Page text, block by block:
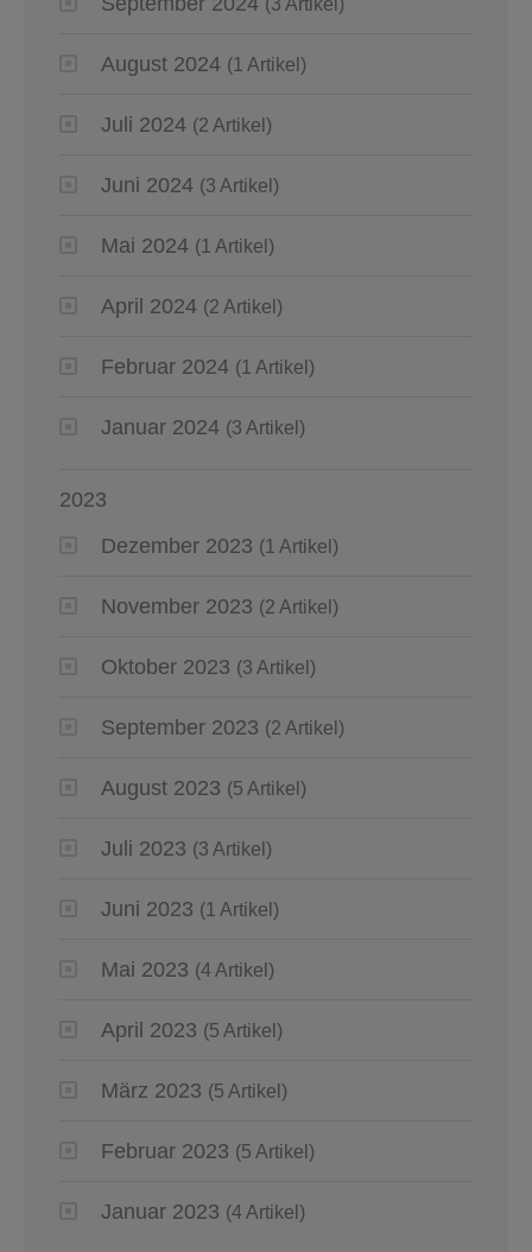
(3 Artikel)
August 2024 (1 Artikel)
Juli 2024 (2 Artikel)
Juni 2024 (3 Artikel)
Mai 2024 (1 Artikel)
April 2024 (2 Artikel)
Februar 2024 (1 Artikel)
Januar 2024 (3 Artikel)
2023
Dezember 2023 (1 Artikel)
November 2023 (2 Artikel)
Oktober 2023 (3 Artikel)
September 2023 (2 Artikel)
August 2023 (5 Artikel)
Juli 2023 (3 Artikel)
Juni 2023 (1 Artikel)
Mai 2023 (4 Artikel)
April 2023 (5 Artikel)
März 2023 (5 Artikel)
Februar 2023 (5 Artikel)
Januar 2023 (4 Artikel)